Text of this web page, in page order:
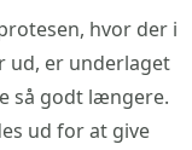
hvor der i
ud, er underlaget
så godt længere.
ud for at give